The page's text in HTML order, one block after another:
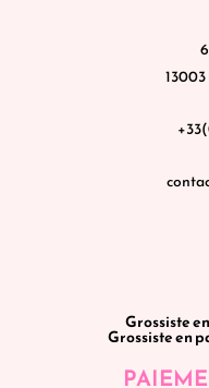
Grossiste
Grossiste en